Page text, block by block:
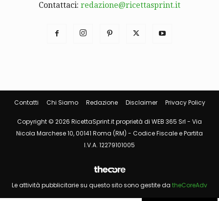
Contattaci: redazione@ricettasprint.it
Contatti Chi Siamo Redazione Disclaimer Privacy Policy
Copyright © 2026 RicettaSprint.it proprietà di WEB 365 Srl - Via
Nicola Marchese 10, 00141 Roma (RM) - Codice Fiscale e Partita
I.V.A. 12279101005
Le attività pubblicitarie su questo sito sono gestite da theCoreAdv